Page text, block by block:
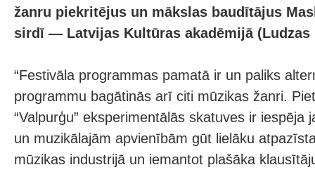
žanru piekritējus un mākslas baudītājus
sirdī — Latvijas Kultūras akadēmijā (Ludzas
“Festivāla programmas pamatā ir un paliks
programmu bagātinās arī citi mūzikas žanri.
“Valpurģu” eksperimentālās skatuves ir iespēja
un muzikālajām apvienībām gūt lielāku
mūzikas industrijā un iemantot plašāka